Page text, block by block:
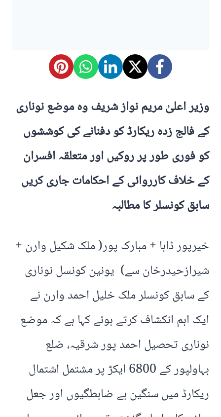
وزیر اعلیٰ مریم نواز شریف وہ موضع نوناری
کے فالج زدہ ریکارڈ کو دفنانے کی کوششوں
کو فوری طور پر روکیں اور متعلقہ افسران
کے خلاف کارروائی کے احکامات جاری کریں
سابق کونسلر کا مطالبہ
خیرپور ڈاہا + مبارک پور( ملک شکیل وارن +
شیرازحیدرخان سے) یونین کونسل نوناری
کے سابق کونسلر ملک خلیل احمد وارن نے
ایک اہم انکشاف کرتے ہوئے کہا ہے کہ موضع
نوناری تحصیل احمد پور شرقیہ، ضلع
بہاولپور کے 6800 ایکڑ پر مشتمل اشتمال
ریکارڈ میں سنگین بے ضابطگیوں اور جعل